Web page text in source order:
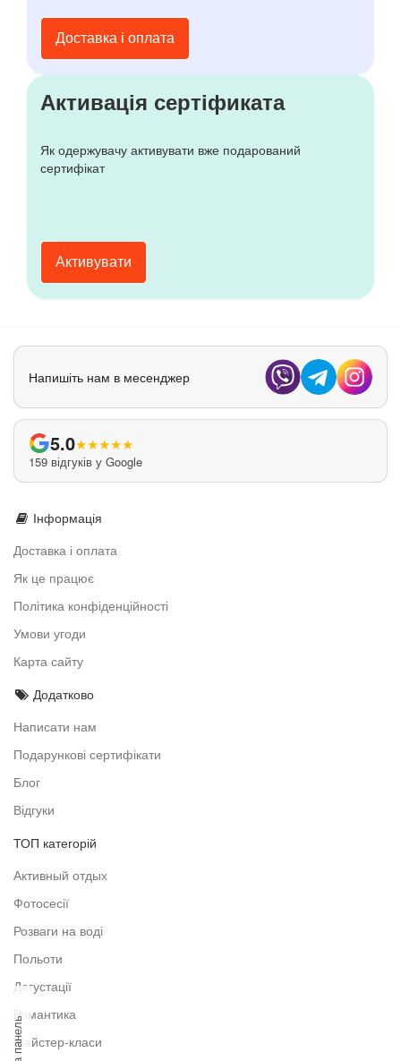
Доставка і оплата
Активація сертіфиката
Як одержувачу активувати вже подарований
сертифікат
Активувати
Напишіть нам в месенджер
5.0★★★★★
159 відгуків у Google
Інформація
Доставка і оплата
Як це працює
Політика конфіденційності
Умови угоди
Карта сайту
Додатково
Написати нам
Подарункові сертифікати
Блог
Відгуки
ТОП категорій
Активный отдых
Фотосесії
Розваги на воді
Польоти
Дегустації
Романтика
Майстер-класи